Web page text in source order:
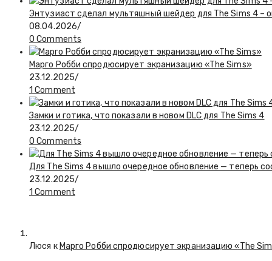
Энтузиаст сделал мультяшный шейдер для The Sims 4 –
08.04.2026/
0 Comments
Марго Робби спродюсирует экранизацию «The Sims»
23.12.2025/
1 Comment
Замки и готика, что показали в новом DLC для The Sims 4
23.12.2025/
0 Comments
Для The Sims 4 вышло очередное обновление — теперь
23.12.2025/
1 Comment
Люся к Марго Робби спродюсирует экранизацию «The